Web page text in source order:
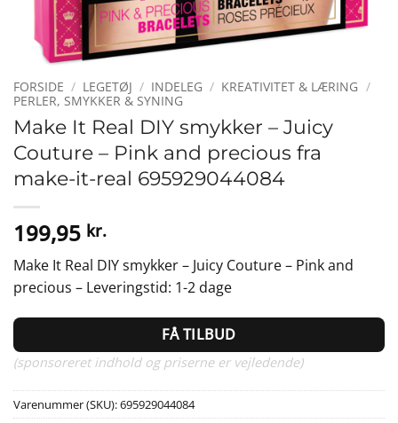
FORSIDE / LEGETØJ / INDELEG / KREATIVITET & LÆRING /
PERLER, SMYKKER & SYNING
Make It Real DIY smykker – Juicy
Couture – Pink and precious fra
make-it-real 695929044084
199,95 kr.
Make It Real DIY smykker – Juicy Couture – Pink and
precious – Leveringstid: 1-2 dage
FÅ TILBUD
(sponsoreret indhold og priserne er vejledende)
Varenummer (SKU):695929044084